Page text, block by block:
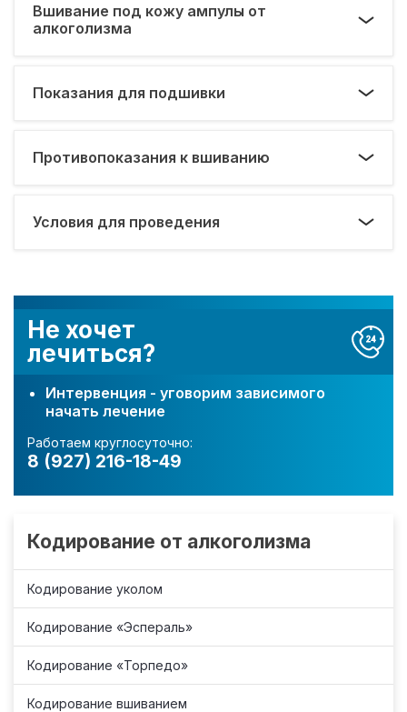
Не хочет
лечиться?
Интервенция - уговорим зависимого
начать лечение
Работаем круглосуточно:
8 (927) 216-18-49
Кодирование от алкоголизма
Кодирование уколом
Кодирование «Эспераль»
Кодирование «Торпедо»
Кодирование вшиванием
Вшивание под кожу ампулы от
алкоголизма
Показания для подшивки
Противопоказания к вшиванию
Условия для проведения